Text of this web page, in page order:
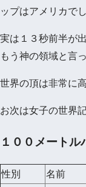
ップはアメリカでし
実は１３秒前半が
もう神の領域と言
世界の頂は非常に
お次は女子の世界
１００メート
性別 名前